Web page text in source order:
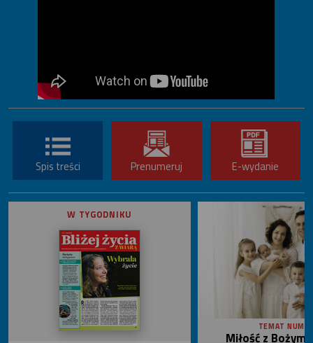
Spis treści Prenumeruj E-wydanie
W TYGODNIKU
TEMAT
Miłość z